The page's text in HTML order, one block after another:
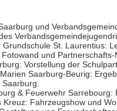
und
St. Laurentius:
Fotowand und
Vorstellung der
Saarburg-Beurig:
Saarburg:
& Feuerwehr Sarrebourg:
Kreuz: Fahrzeugshow und